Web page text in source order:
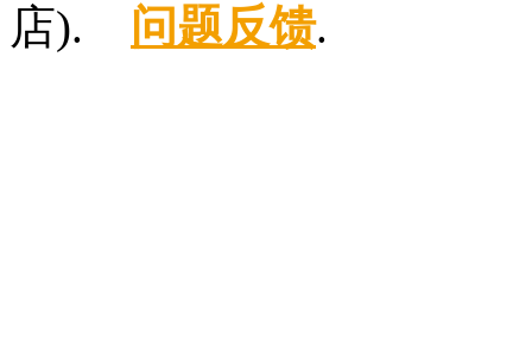
店). 问题反馈.